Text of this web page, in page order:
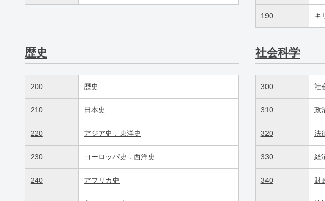
190 キ
歴史
200 歴史
210 日本史
220 アジア史．東洋史
230 ヨーロッパ史．西洋史
240 アフリカ史
社会科学
300 社
310 政
320 法
330 経
340 財